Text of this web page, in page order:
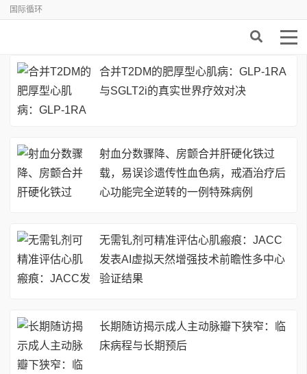
国际循环
合并T2DM的肥厚型心肌病：GLP-1RA
与SGLT2i的真实世界疗效对决
射血分数骤降、房颤合并肝硬化铁过
载，易误诊遗传性血色病，戒酒治疗后
心功能完全逆转的一例特殊病例
无需钆剂可精准评估心肌瘢痕：JACC
发表AI虚拟天然增强技术前瞻性多中心
验证结果
长期随访揭示成人主动脉瓣下狭窄：临
床病程与长期预后